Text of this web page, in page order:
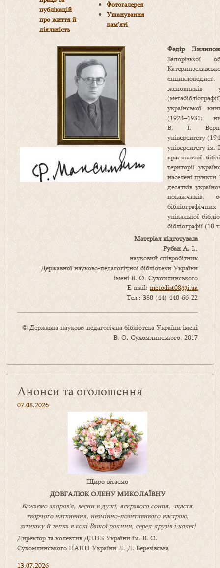
публікацій
про життя й
діяльність
Фотогалерея
Ушанування
пам’яті
Федір
Запорізької
засновників
української
(1923–1931;
В. І.
університету
університету
краєзнавчої
території
населені пункти
десятків
покажчиків,
унікальної
бібліографії (10
Матеріал підготувала
Рубан А. І.,
науковий співробітник
Державної науково-педагогічної бібліотеки України
імені В. О. Сухомлинського
E-mail: metodist08@i.ua
Тел.: 380 (44) 440-66-22
© Державна науково-педагогічна бібліотека України імені
В. О. Сухомлинського, 2017
Анонси та оголошення
07.08.2026
Щиро вітаємо
ДОВГАЛЮК ОЛЕНУ МИКОЛАЇВНУ
Бажаємо здоров’я, весни в душі, яскравого сонця, щастя,
творчого натхнення, незмінно-позитивнвого настрою,
затишкуйтепла в коліВашоїродини, серед друзів і колег!
Директор та колектив ДНПБ України ім. В. О.
Сухомлинського НАПН України Л. Д. Березівська
13.07.2026